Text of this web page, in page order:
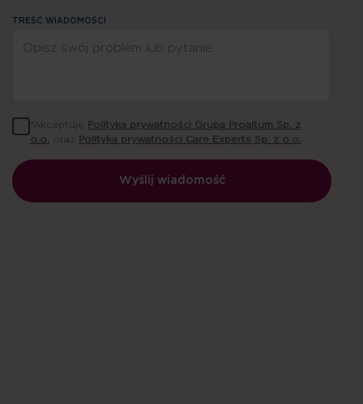
TREŚĆ WIADOMOŚCI
*Akceptuję
Polityka prywatności Grupa Proaltum Sp. z
o.o.
oraz Polityka prywatności Care Experts Sp. z o.o.